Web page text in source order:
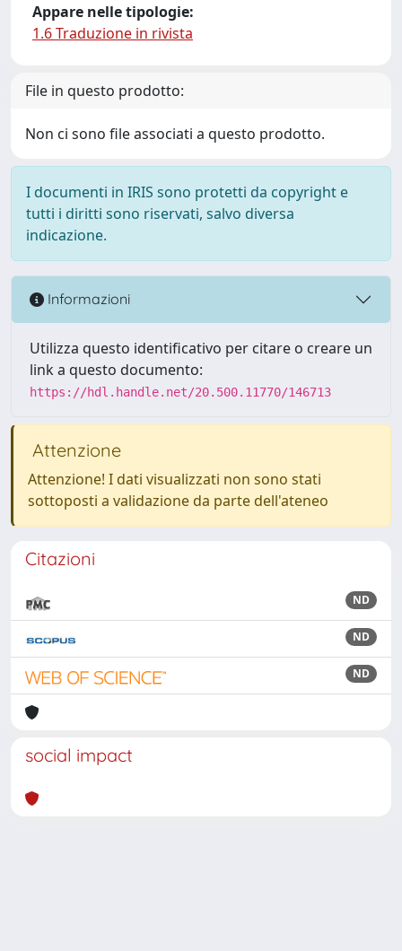
Appare nelle tipologie:
1.6 Traduzione in rivista
File in questo prodotto:
Non ci sono file associati a questo prodotto.
I documenti in IRIS sono protetti da copyright e
tutti i diritti sono riservati, salvo diversa
indicazione.
Informazioni
Utilizza questo identificativo per citare o creare un
link a questo documento:
https://hdl.handle.net/20.500.11770/146713
Attenzione
Attenzione! I dati visualizzati non sono stati
sottoposti a validazione da parte dell'ateneo
Citazioni
ND
ND
ND
social impact